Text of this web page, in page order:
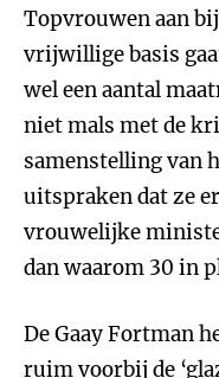
Topvrouwen aan
vrijwillige basis
wel een aantal
niet mals met de
samenstelling van
uitspraken dat ze
vrouwelijke
dan waarom 30 in
De Gaay Fortman
ruim voorbij de